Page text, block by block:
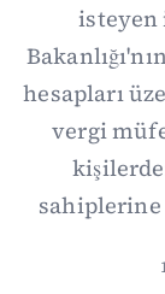
isteyen
hesapları
vergi